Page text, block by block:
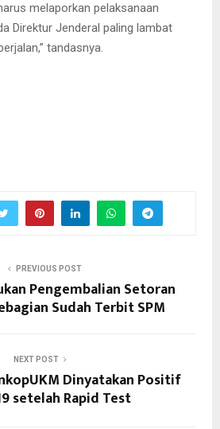
melaporkan pelaksanaan
Direktur Jenderal paling lambat
tandasnya.
PREVIOUS POST
Pengembalian Setoran
Sudah Terbit SPM
NEXT POST
Dinyatakan Positif
setelah Rapid Test